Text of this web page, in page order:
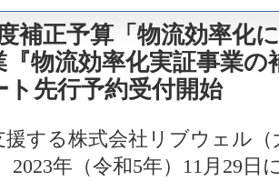
補正予算「物流効率化
『物流効率化実証事業の
ト先行予約受付開始
援する株式会社リブウェル
2023年（令和5年）11月29日